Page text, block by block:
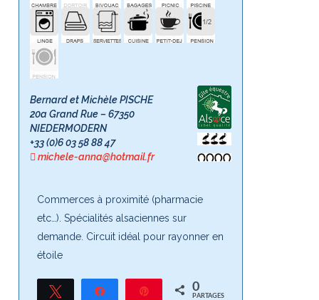
Bernard et Michèle PISCHE
20a Grand Rue – 67350
NIEDERMODERN
+33 (0)6 03 58 88 47
michele-anna@hotmail.fr
Commerces à proximité (pharmacie
etc…). Spécialités alsaciennes sur
demande. Circuit idéal pour rayonner en
étoile
Tweetez Partagez Épingle 0
PARTAGES